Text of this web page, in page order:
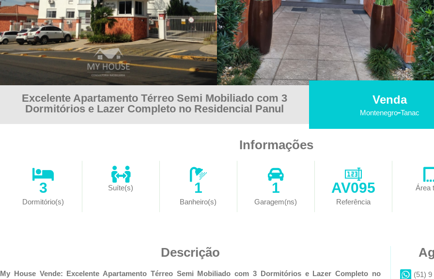
Excelente Apartamento Térreo Semi Mobiliado com 3
Dormitórios e Lazer Completo no Residencial Panul
Venda
Montenegro Tanac
Informações
3
Dormitório(s)
Suíte(s) 1
Banheiro(s)
1
Garagem(ns)
AV095
Referência
Área
Descrição
My House Vende: Excelente Apartamento Térreo Semi Mobiliado com 3 Dormitórios e Lazer Completo no
(51) 9